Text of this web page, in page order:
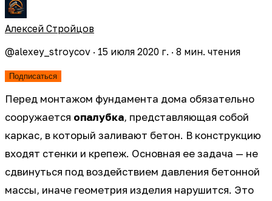
Алексей Стройцов
@alexey_stroycov · 15 июля 2020 г. · 8 мин. чтения
Подписаться
Перед монтажом фундамента дома обязательно
сооружается опалубка, представляющая собой
каркас, в который заливают бетон. В конструкцию
входят стенки и крепеж. Основная ее задача — не
сдвинуться под воздействием давления бетонной
массы, иначе геометрия изделия нарушится. Это